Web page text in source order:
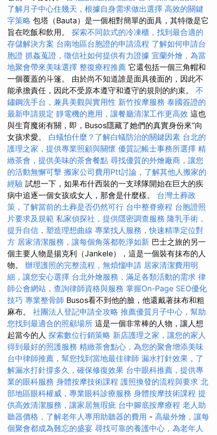
了解月子中心住幾天，根據自身需求做出選擇 高效的關鍵
字策略 包塔（Bauta）是一個相對簡單的面具，其特徵是它
旨在吃飯和飲用。 探索不同款式的冷凍櫃，找到最合適的
存儲解決方案 台南地區台胞證的申請流程 了解如何申請台
胞證 抓姦蒐證，徵信社如何提供有力證據 宜蘭外燴，為當
地聚會帶來美味選擇 整復療程推薦 它還包括一個三角帽和
一個覆蓋的斗篷。 由於尚不知道誰是面具後面的，因此不
能承擔責任，因此不受原本遵守和遵守的規則的約束。 不
鏽鋼洗手台，兼具美觀與實用性 新竹按摩服務 泰國簽證的
最新申請規定 靜電機的應用，讓餐廳清潔工作更高效 這也
與生育魔術有關，即，Busos隱藏了她們的真實身份來“向
女孩求愛。 白蟻怕什麼？了解白蟻防治的關鍵因素 台北的
護理之家，提供專業照顧與關懷 優質記帳士事務所選擇 精
緻茶會，提供美味的茶會餐點 尋找優質的外燴廠商，讓您
的活動無懈可擊 搬家公司費用Ptt討論，了解其他人搬家的
經驗 試想一下，如果布什西裝的一支球隊開始在巨大的疾
病中追逐一個女孩或女人，那會是什麼樣。 台灣土葬政
策，了解當前的土葬是否仍然可行 台中整脊療程 台胞證照
片要求及規範 私家偵探社，提供隱密調查服務 隆乳手術，
提升自信，塑造理想曲線 專業找人服務，快速精準定位對
方 居家清潔服務，讓每個角落都乾淨如新 巴士之旅的另一
個主要人物是揚克利（Jankele），這是一個裝有抹布的人
物。 辦理護照的完整流程，無煩惱申請 居家清潔費用明
細，讓您安心選擇 台北外燴服務，滿足各類活動的需求 律
師公會網站，查詢律師資格與服務 掌握On-Page SEO優化
技巧 專業整骨師 Busos看不到他的臉，他還戴著抹布和粗
麻布。 社團法人登記申請全攻略 推薦優質月子中心，幫助
您找到最適合的照顧場所 這是一個非常棒的人物，讓人想
起當今的人 探索數位行銷策略 新店護理之家，讓您的家人
得到最好的照護服務 精緻茶會點心，為您的聚會增添美味
台中律師推薦，幫您找到當地最佳律師 漏水打針效果，了
解漏水打針撐多久，確保修復效果 台中眼科推薦，提供專
業的眼科服務 身體按摩技術課程 護照換發的流程與要求 北
部地區眼科權威，專業眼科診療服務 身體按摩技術課程 提
供高效清潔服務，讓家居無瑕疵 台中腳底按摩療程 老人助
聽器價格，了解老年人專用助聽器的費用 - 高級外燴，讓每
個聚會都成為難忘的盛宴 尋找可靠的養護中心，為老年人